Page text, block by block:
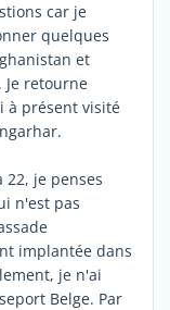
car je
quelques
et
Je retourne
à présent visité
22, je penses
n'est pas
implantée dans
je n'ai
Belge. Par